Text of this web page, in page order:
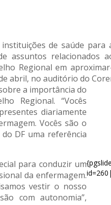
de saúde
relacionados
Regional em
abril, no auditório do
a importância do
Regional. “Vocês
diariamente
Vocês são o
DF uma referência
para conduzir um
da enfermagem.
vestir o nosso
com autonomia”,